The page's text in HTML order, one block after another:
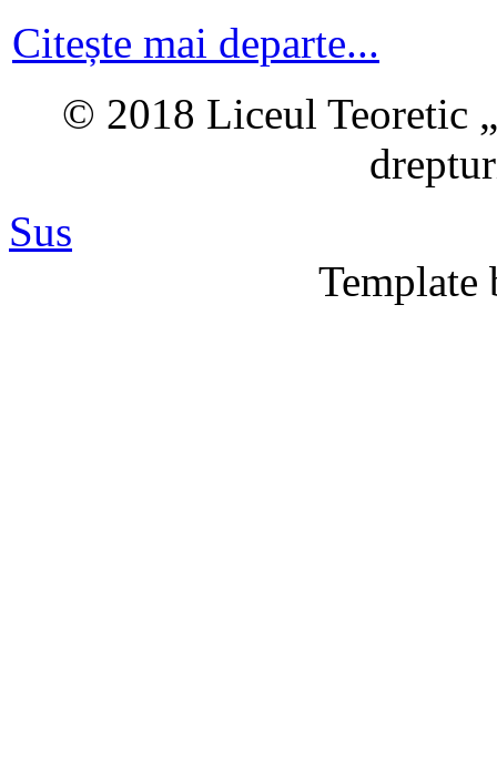
Citește mai departe...
© 2018 Liceul Teoretic
Sus
Template